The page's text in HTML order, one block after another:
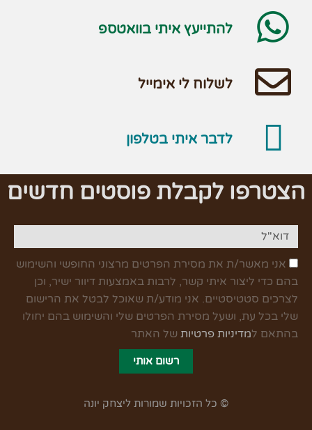
להתייעץ איתי בוואטספ
לשלוח לי אימייל
לדבר איתי בטלפון
הצטרפו לקבלת פוסטים חדשים
אני מאשר/ת את מסירת הפרטים מרצוני החופשי והשימוש
בהם כדי ליצור איתי קשר, לרבות באמצעות דיוור ישיר, וכן
לצרכים סטטיסטיים. אני מודע/ת שאוכל לבטל את הרישום
שלי בכל עת, ושעל מסירת הפרטים שלי והשימוש בהם יחולו
בהתאם למדיניות פרטיות של האתר
רשום אותי
© כל הזכויות שמורות ליצחק יונה